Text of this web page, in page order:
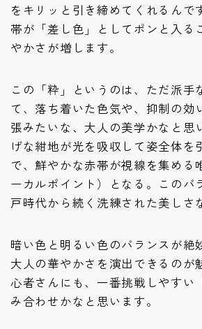
をキリッと引き締めてくれるんで
帯が「差し色」としてポンと入る
やかさが増します。
この「粋」というのは、ただ派手
て、 落ち着いた色気や、抑制の効
張みたいな、大人の美学かなと思
げな紺地が光を吸収して姿全体を
で、鮮やかな赤帯が視線を集める
ーカルポイント）となる。このバ
戸時代から続く洗練された美しさ
暗い色と明るい色のバランスが絶
大人の華やかさを演出できるのが
心者さんにも、一番挑戦しやすい
み合わせかなと思います。